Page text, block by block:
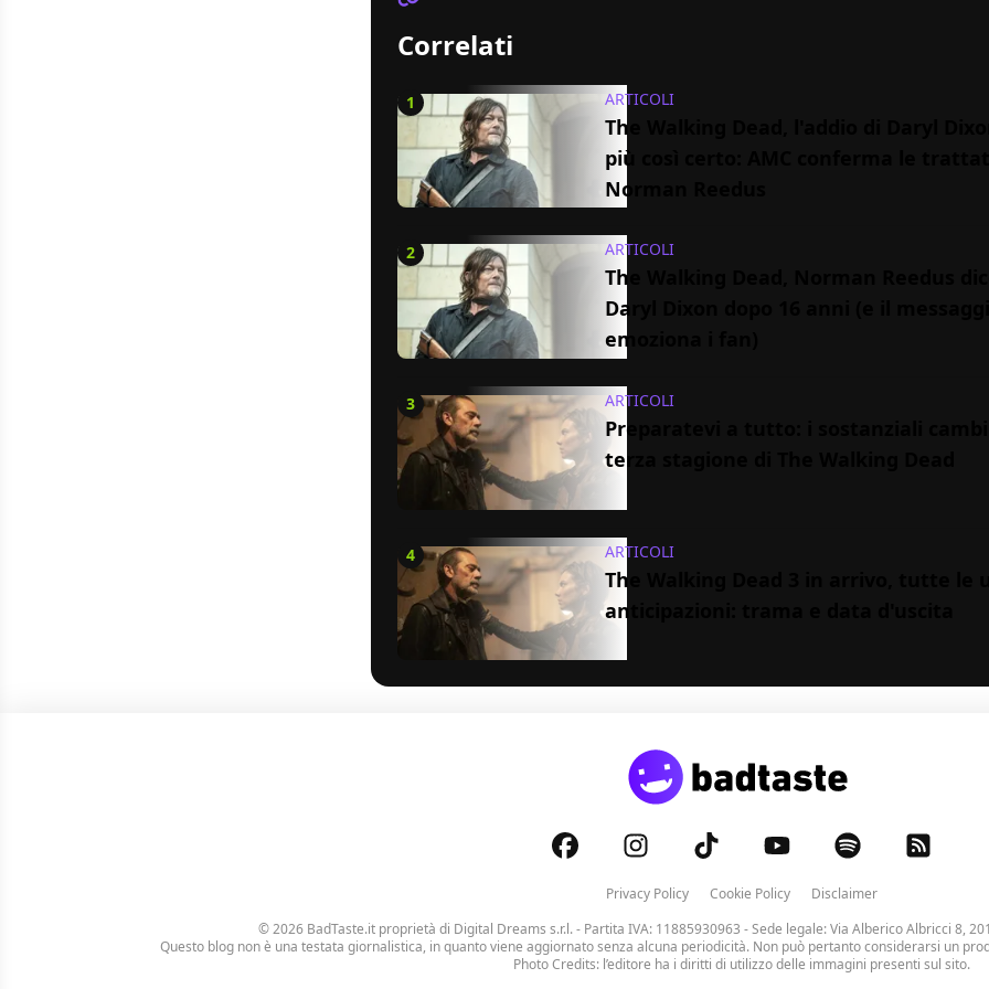
Correlati
1 ARTICOLI
The Walking Dead, l'addio di Daryl
più così certo: AMC conferma le
Norman Reedus
2 ARTICOLI
The Walking Dead, Norman Reedus
Daryl Dixon dopo 16 anni (e il messaggio
emoziona i fan)
3 ARTICOLI
Preparatevi a tutto: i sostanziali cambi
terza stagione di The Walking Dead
4 ARTICOLI
The Walking Dead 3 in arrivo, tutte le
anticipazioni: trama e data d'uscita
Privacy Policy Cookie Policy
Disclaimer
© 2026 BadTaste.it proprietà di Digital Dreams s.r.l.- Partita IVA: 11885930963 - Sede legale: Via Alberico Albricci 8,
Questo blog non è una testata giornalistica, in quanto viene aggiornato senza alcuna periodicità. Non può pertanto considerarsi un
Photo Credits: l’editore ha i diritti di utilizzo delle immagini presenti sul sito.